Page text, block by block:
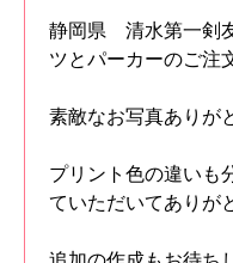
静岡県 清水第一剣
ツとパーカーのご注
素敵なお写真ありが
プリント色の違いも
ていただいてありが